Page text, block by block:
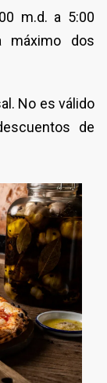
m.d. a 5:00
máximo dos
No es válido
de